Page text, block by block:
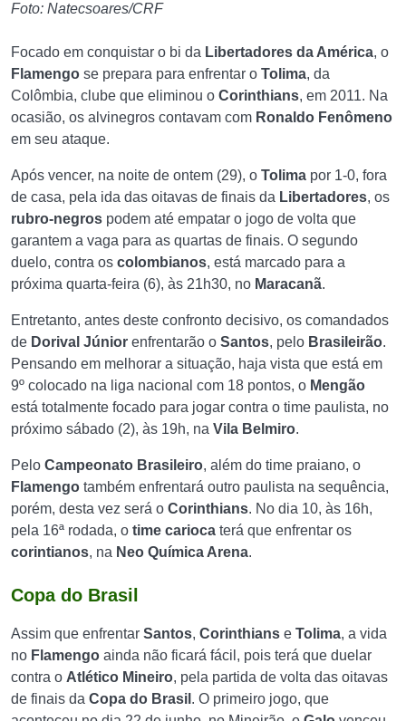
Foto: Natecsoares/CRF
Focado em conquistar o bi da Libertadores da América, o
Flamengo se prepara para enfrentar o Tolima, da
Colômbia, clube que eliminou o Corinthians, em 2011. Na
ocasião, os alvinegros contavam com Ronaldo Fenômeno
em seu ataque.
Após vencer, na noite de ontem (29), o Tolima por 1-0, fora
de casa, pela ida das oitavas de finais da Libertadores, os
rubro-negros podem até empatar o jogo de volta que
garantem a vaga para as quartas de finais. O segundo
duelo, contra os colombianos, está marcado para a
próxima quarta-feira (6), às 21h30, no Maracanã.
Entretanto, antes deste confronto decisivo, os comandados
de Dorival Júnior enfrentarão o Santos, pelo Brasileirão.
Pensando em melhorar a situação, haja vista que está em
9º colocado na liga nacional com 18 pontos, o Mengão
está totalmente focado para jogar contra o time paulista, no
próximo sábado (2), às 19h, na Vila Belmiro.
Pelo Campeonato Brasileiro, além do time praiano, o
Flamengo também enfrentará outro paulista na sequência,
porém, desta vez será o Corinthians. No dia 10, às 16h,
pela 16ª rodada, o time carioca terá que enfrentar os
corintianos, na Neo Química Arena.
Copa do Brasil
Assim que enfrentar Santos, Corinthians e Tolima, a vida
no Flamengo ainda não ficará fácil, pois terá que duelar
contra o Atlético Mineiro, pela partida de volta das oitavas
de finais da Copa do Brasil . O primeiro jogo, que